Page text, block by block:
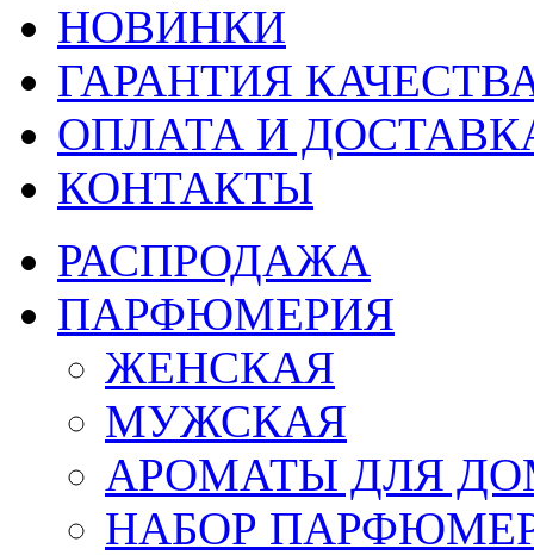
НОВИНКИ
ГАРАНТИЯ
ОПЛАТА И
КОНТАКТЫ
РАСПРОДАЖА
ПАРФЮМЕРИЯ
ЖЕНСКАЯ
МУЖСКАЯ
АРОМАТЫ ДЛЯ
НАБОР